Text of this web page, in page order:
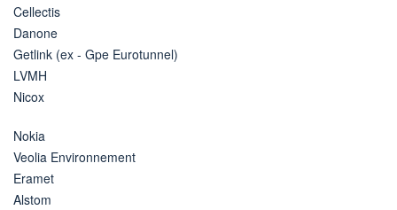
Cellectis
Danone
Getlink (ex - Gpe Eurotunnel)
LVMH
Nicox
Nokia
Veolia Environnement
Eramet
Alstom